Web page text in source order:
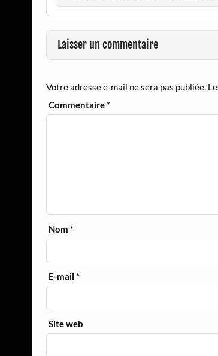
Laisser un commentaire
Votre adresse e-mail ne sera pas publiée.
Commentaire*
Nom*
E-mail*
Site web